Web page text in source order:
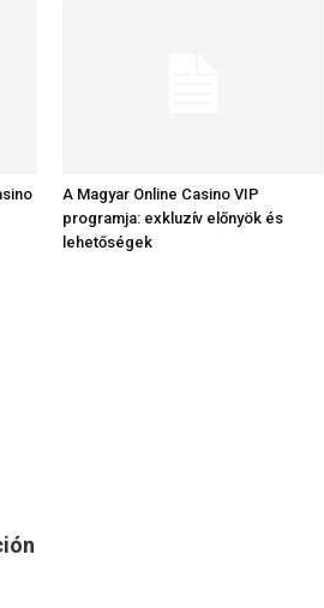
A Magyar Online Casino VIP
programja: exkluzív előnyök és
lehetőségek